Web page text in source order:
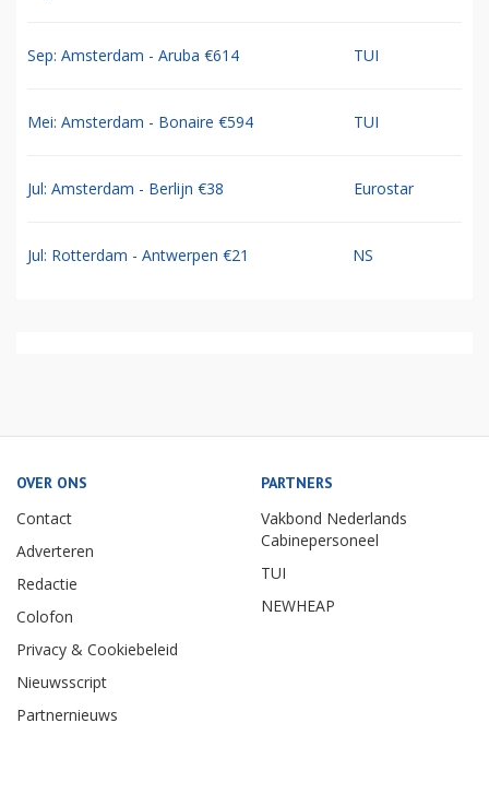
Sep: Amsterdam - Aruba €614 TUI
Mei: Amsterdam - Bonaire €594 TUI
Jul: Amsterdam - Berlijn €38 Eurostar
Jul: Rotterdam - Antwerpen €21 NS
OVER ONS
Contact
Adverteren
Redactie
Colofon
Privacy & Cookiebeleid
Nieuwsscript
Partnernieuws
PARTNERS
Vakbond Nederlands
Cabinepersoneel
TUI
NEWHEAP